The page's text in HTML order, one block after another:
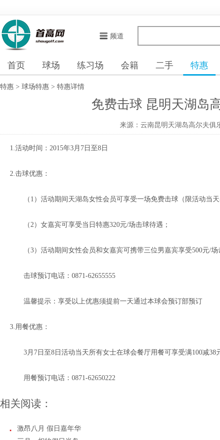
频道
首页 球场 练习场 会籍 二手 特惠
特惠 > 球场特惠 > 特惠详情
免费击球 昆明天湖岛
来源：云南昆明天湖岛高尔夫俱
1.活动时间：2015年3月7日至8日
2.击球优惠：
（1）活动期间天湖岛女性会员可享受一场免费击球（限活动当天
（2）女嘉宾可享受当日特惠320元/场击球待遇；
（3）活动期间女性会员和女嘉宾可携带三位男嘉宾享受500元/场
击球预订电话：0871-62655555
温馨提示：享受以上优惠须提前一天通过本球会预订部预订
3.用餐优惠：
3月7日至8日活动当天所有女士在球会餐厅用餐可享受满100减38
用餐预订电话：0871-62650222
相关阅读：
激昂八月 假日嘉年华